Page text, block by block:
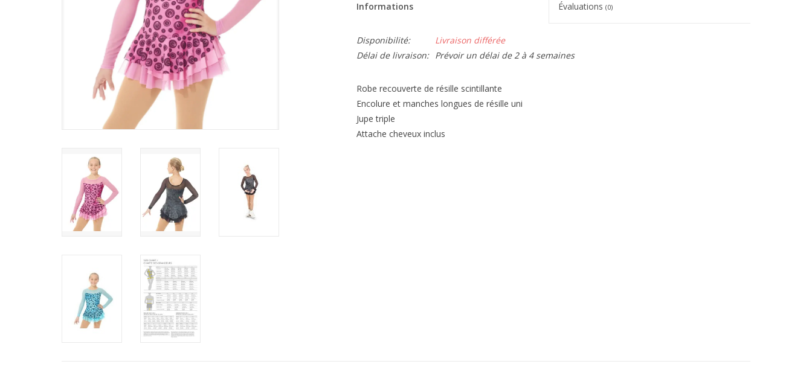
Informations Évaluations(0)
Disponibilité:
Livraison différée
Délai de livraison:
Prévoir un délai de 2 à 4 semaines
Robe recouverte de résille scintillante
Encolure et manches longues de résille uni
Jupe triple
Attache cheveux inclus